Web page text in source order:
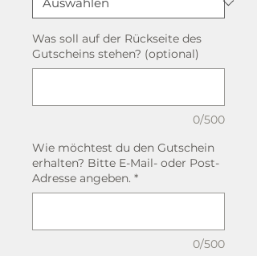
Was soll auf der Rückseite des
Gutscheins stehen? (optional)
0/500
Wie möchtest du den Gutschein
erhalten? Bitte E-Mail- oder Post-
Adresse angeben. *
0/500